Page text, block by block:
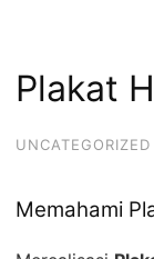
Plakat
UNCATEGORIZED
Memahami